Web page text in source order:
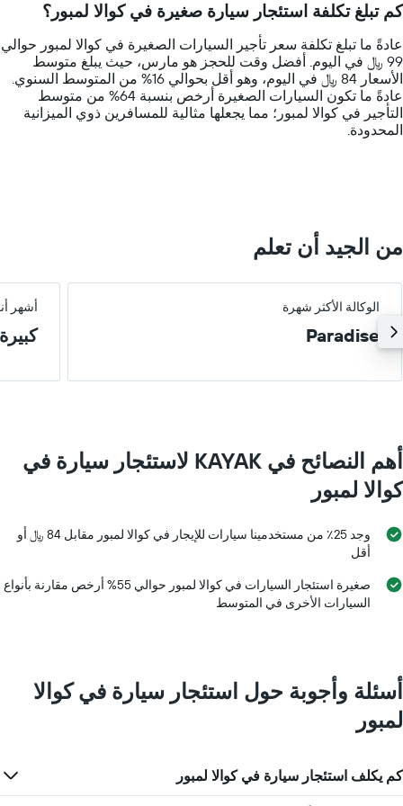
categories.
chart
has
1
Y
axis
displaying
كم تبلغ تكلفة استئجار سيارة صغيرة في كوالا لمبور؟
عادةً ما تبلغ تكلفة سعر تأجير السيارات الصغيرة في كوالا لمبور حوالي
99 ﷼ في اليوم. أفضل وقت للحجز هو مارس، حيث يبلغ متوسط
الأسعار 84 ﷼ في اليوم، وهو أقل بحوالي 16% من المتوسط السنوي.
عادةً ما تكون السيارات الصغيرة أرخص بنسبة 64% من متوسط
التأجير في كوالا لمبور؛ مما يجعلها مثالية للمسافرين ذوي الميزانية
المحدودة.
من الجيد أن تعلم
الوكالة الأكثر شهرة أشهر
Paradise كبيرة
أهم النصائح في KAYAK لاستئجار سيارة في
كوالا لمبور
وجد 25٪ من مستخدمينا سيارات للإيجار في كوالا لمبور مقابل 84 ﷼ أو
أقل
صغيرة استئجار السيارات في كوالا لمبور حوالي 55% أرخص مقارنة بأنواع
السيارات الأخرى في المتوسط
أسئلة وأجوبة حول استئجار سيارة في كوالا
لمبور
كم يكلف استئجار سيارة في كوالا لمبور